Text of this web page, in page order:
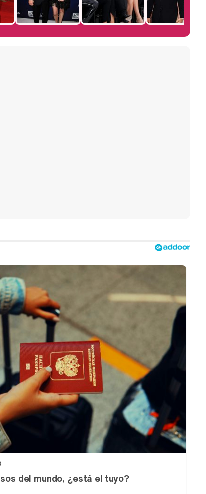
Magdalena de Suecia responde a las críticas y explica por qué le han permitido lanzar su propio negocio
del mundo, ¿está el tuyo?